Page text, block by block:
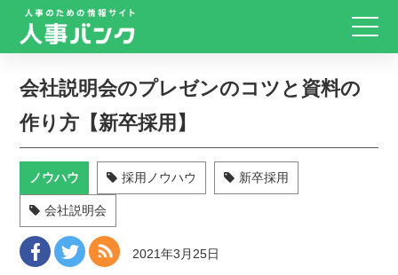
会社説明会のプレゼンのコツと資料の
作り方【新卒採用】
ノウハウ 採用ノウハウ 新卒採用
会社説明会
2021年3月25日